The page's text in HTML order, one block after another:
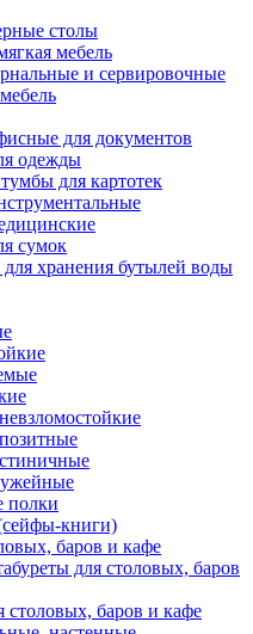
столы
мебель
и сервировочные
для документов
одежды
для картотек
сумок
хранения бутылей воды
полки
книги)
баров и кафе
для столовых, баров
столовых, баров и кафе